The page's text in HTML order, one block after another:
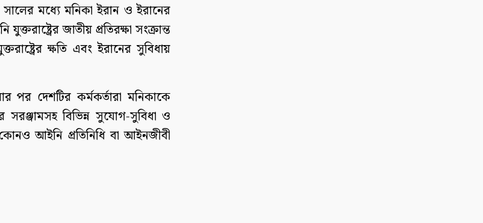
মধ্যে মনিকা ইরান ও ইরানের
জাতীয় প্রতিরক্ষা সংক্রান্ত
ক্ষতি এবং ইরানের সুবিধায়
পর দেশটির কর্মকর্তারা মনিকাকে
বিভিন্ন সুযোগ-সুবিধা ও
আইনি প্রতিনিধি বা আইনজীবী